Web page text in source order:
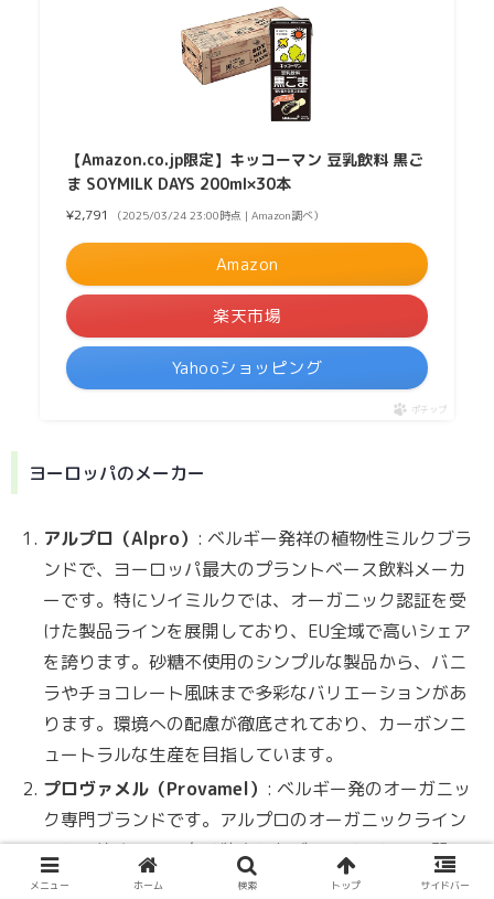
【Amazon.co.jp限定】キッコーマン 豆乳飲料 黒ご
ま SOYMILK DAYS 200ml×30本
¥2,791 （2025/03/24 23:00時点 | Amazon調べ）
Amazon
楽天市場
Yahooショッピング
ポチップ
ヨーロッパのメーカー
アルプロ（Alpro） : ベルギー発祥の植物性ミルクブラ
ンドで、ヨーロッパ最大のプラントベース飲料メーカ
ーです。特にソイミルクでは、オーガニック認証を受
けた製品ラインを展開しており、EU全域で高いシェア
を誇ります。砂糖不使用のシンプルな製品から、バニ
ラやチョコレート風味まで多彩なバリエーションがあ
ります。環境への配慮が徹底されており、カーボンニ
ュートラルな生産を目指しています。
プロヴァメル（Provamel） : ベルギー発のオーガニッ
ク専門ブランドです。アルプロのオーガニックライン
として始まり、現在は独立したブランドとして展開し
ています。EU有機認証はもちろん、バイオダイナミッ
メニュー ホーム 検索 トップ サイドバー